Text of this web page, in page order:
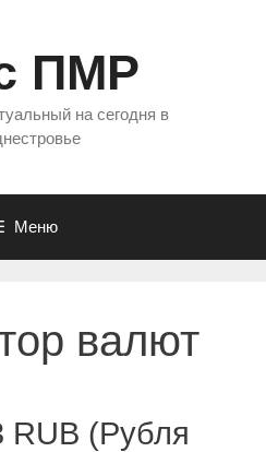
ПМР
на сегодня в
Меню
валют
RUB (Рубля